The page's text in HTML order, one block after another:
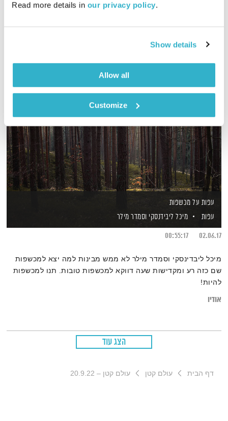
Read more details in our privacy policy.
Show details
Allow all
Customize
אוריינטלי גלובלי – בלאק לולו מארח את Dj Baba aka Bachir Seb
אודיו
עפות על מכשפות
עפות
מיכל ליבידנסקי וסמדר מילר
02.06.17
00:55:17
מיכל ליבדינסקי וסמדר מילר לא ממש מבינות למה יצא למכשפות
שם כזה רע ומקדישות שעה דווקא למכשפות טובות. תנו למכשפות
להיות!
אודיו
הצג עוד
דף הבית עולם קטן עולם קטן – 20.9.22